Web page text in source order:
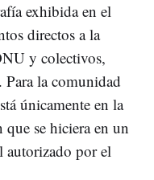
exhibida en el
directos a la
y colectivos,
la comunidad
únicamente en la
se hiciera en un
autorizado por el